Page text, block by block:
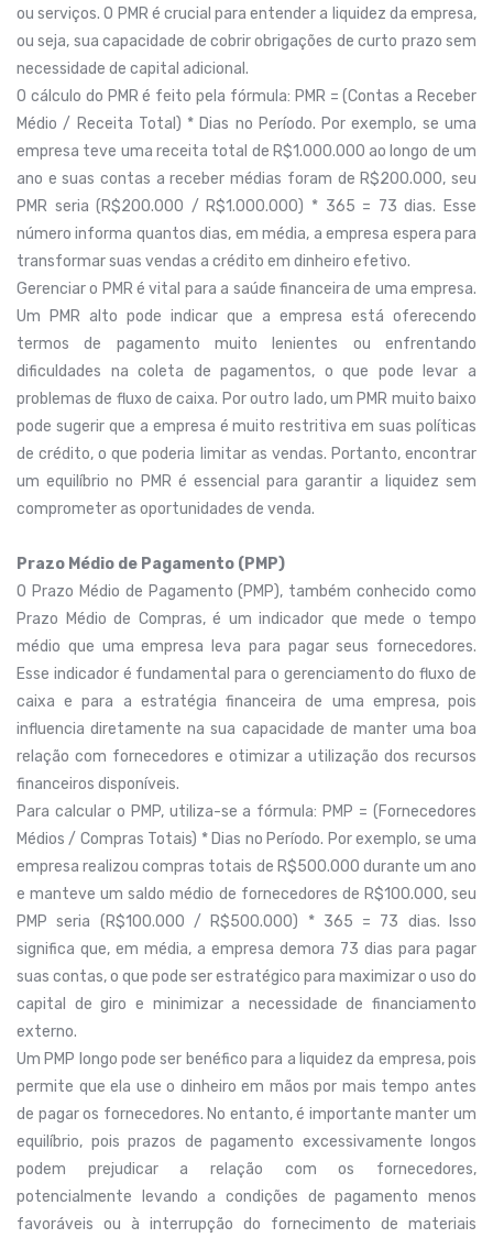
ou serviços. O PMR é crucial para entender a liquidez da empresa,
ou seja, sua capacidade de cobrir obrigações de curto prazo sem
necessidade de capital adicional.
O cálculo do PMR é feito pela fórmula: PMR = (Contas a Receber
Médio / Receita Total) * Dias no Período. Por exemplo, se uma
empresa teve uma receita total de R$1.000.000 ao longo de um
ano e suas contas a receber médias foram de R$200.000, seu
PMR seria (R$200.000 / R$1.000.000) * 365 = 73 dias. Esse
número informa quantos dias, em média, a empresa espera para
transformar suas vendas a crédito em dinheiro efetivo.
Gerenciar o PMR é vital para a saúde financeira de uma empresa.
Um PMR alto pode indicar que a empresa está oferecendo
termos de pagamento muito lenientes ou enfrentando
dificuldades na coleta de pagamentos, o que pode levar a
problemas de fluxo de caixa. Por outro lado, um PMR muito baixo
pode sugerir que a empresa é muito restritiva em suas políticas
de crédito, o que poderia limitar as vendas. Portanto, encontrar
um equilíbrio no PMR é essencial para garantir a liquidez sem
comprometer as oportunidades de venda.
Prazo Médio de Pagamento (PMP)
O Prazo Médio de Pagamento (PMP), também conhecido como
Prazo Médio de Compras, é um indicador que mede o tempo
médio que uma empresa leva para pagar seus fornecedores.
Esse indicador é fundamental para o gerenciamento do fluxo de
caixa e para a estratégia financeira de uma empresa, pois
influencia diretamente na sua capacidade de manter uma boa
relação com fornecedores e otimizar a utilização dos recursos
financeiros disponíveis.
Para calcular o PMP, utiliza-se a fórmula: PMP = (Fornecedores
Médios / Compras Totais) * Dias no Período. Por exemplo, se uma
empresa realizou compras totais de R$500.000 durante um ano
e manteve um saldo médio de fornecedores de R$100.000, seu
PMP seria (R$100.000 / R$500.000) * 365 = 73 dias. Isso
significa que, em média, a empresa demora 73 dias para pagar
suas contas, o que pode ser estratégico para maximizar o uso do
capital de giro e minimizar a necessidade de financiamento
externo.
Um PMP longo pode ser benéfico para a liquidez da empresa, pois
permite que ela use o dinheiro em mãos por mais tempo antes
de pagar os fornecedores. No entanto, é importante manter um
equilíbrio, pois prazos de pagamento excessivamente longos
podem prejudicar a relação com os fornecedores,
potencialmente levando a condições de pagamento menos
favoráveis ou à interrupção do fornecimento de materiais